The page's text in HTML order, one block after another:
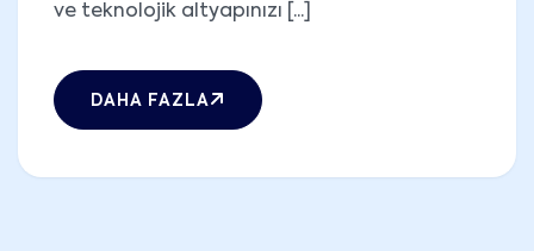
ve teknolojik altyapınızı [...]
DAHA FAZLA